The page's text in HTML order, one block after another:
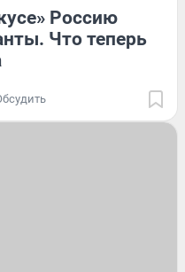
Россию
Что теперь